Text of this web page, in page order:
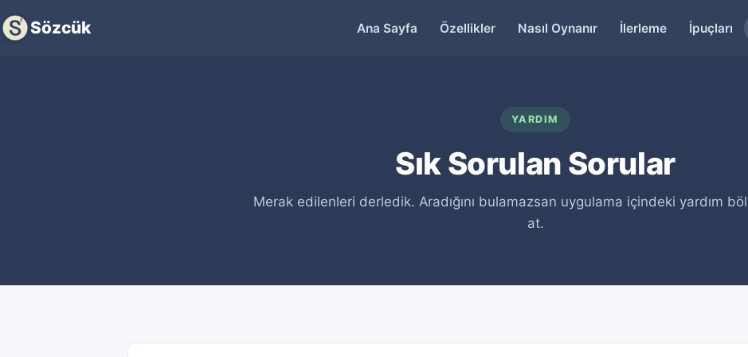
Sözcük Ana Sayfa Özellikler Nasıl Oynanır İlerleme İpuçları
YARDIM
Sık Sorulan Sorular
Merak edilenleri derledik. Aradığını bulamazsan uygulama içindeki yardım
at.